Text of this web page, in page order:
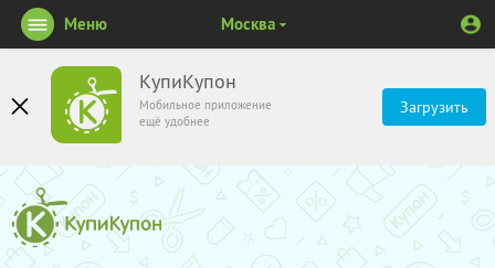
КупиКупон
Мобильное приложение
ещё удобнее
Загрузить
Меню Москва